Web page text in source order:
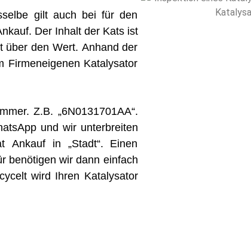
gilt auch bei für den
Der Inhalt der Kats ist
über den Wert. Anhand der
Firmeneigenen Katalysator
Z.B. „6N0131701AA“.
und wir unterbreiten
Ankauf in „Stadt“. Einen
benötigen wir dann einfach
wird Ihren Katalysator